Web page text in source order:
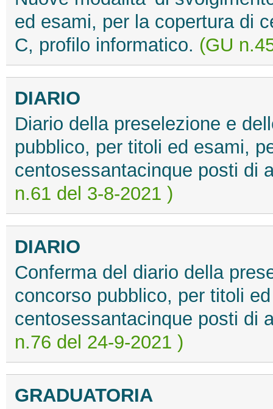
ed esami, per la copertura di
C, profilo informatico. (GU
DIARIO
Diario della preselezione e
pubblico, per titoli ed esami,
centosessantacinque posti di
n.61 del 3-8-2021 )
DIARIO
Conferma del diario della
concorso pubblico, per titoli
centosessantacinque posti di
n.76 del 24-9-2021 )
GRADUATORIA